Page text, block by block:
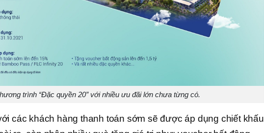
trình “Đặc quyền 20” với nhiều ưu đãi lớn chưa từng có.
các khách hàng thanh toán sớm sẽ được áp dụng chiết khấu